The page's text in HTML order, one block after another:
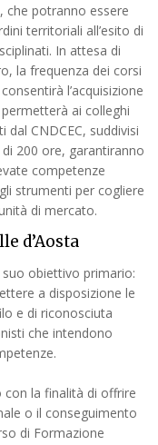
che potranno essere
territoriali all’esito di
In attesa di
la frequenza dei corsi
l’acquisizione
ai colleghi
dal CNDCEC, suddivisi
200 ore, garantiranno
competenze
strumenti per cogliere
di mercato.
d’Aosta
obiettivo primario:
a disposizione le
e di riconosciuta
che intendono
con la finalità di offrire
o il conseguimento
di Formazione